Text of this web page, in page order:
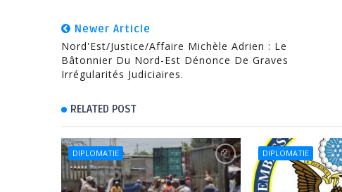
Newer Article
Nord'Est/Justice/Affaire Michèle Adrien : Le
Bâtonnier Du Nord-Est Dénonce De Graves
Irrégularités Judiciaires.
RELATED POST
DIPLOMATIE DIPLOMATIE